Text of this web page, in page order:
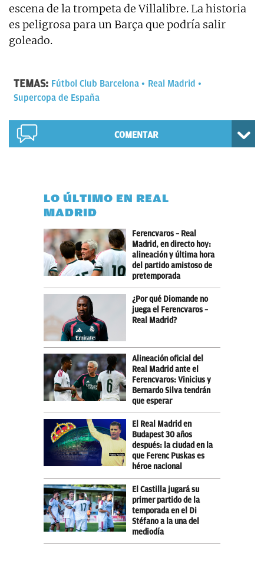
escena de la trompeta de Villalibre. La historia
es peligrosa para un Barça que podría salir
goleado.
TEMAS: Fútbol Club Barcelona
Real Madrid
Supercopa de España
COMENTAR
LO ÚLTIMO EN REAL
MADRID
Ferencvaros – Real
Madrid, en directo hoy:
alineación y última hora
del partido amistoso de
pretemporada
¿Por qué Diomande no
juega el Ferencvaros –
Real Madrid?
Alineación oficial del
Real Madrid ante el
Ferencvaros: Vinicius y
Bernardo Silva tendrán
que esperar
El Real Madrid en
Budapest 30 años
después: la ciudad en la
que Ferenc Puskas es
héroe nacional
El Castilla jugará su
primer partido de la
temporada en el Di
Stéfano a la una del
mediodía